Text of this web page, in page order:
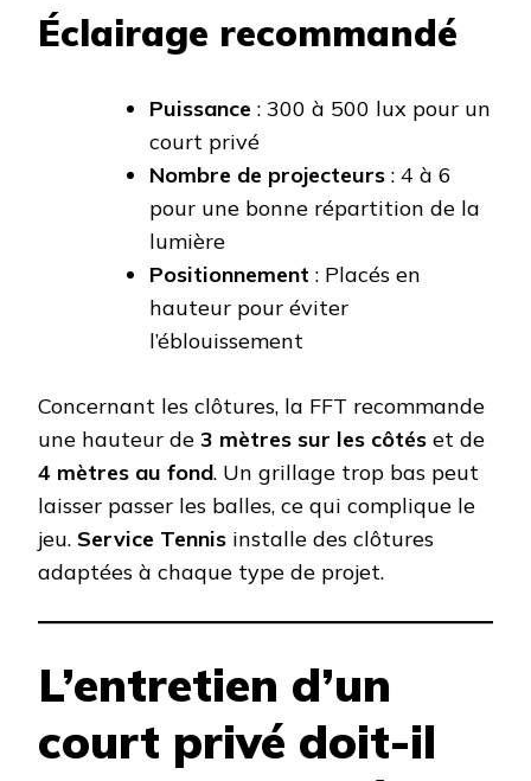
Éclairage recommandé
Puissance : 300 à 500 lux pour un
court privé
Nombre de projecteurs : 4 à 6
pour une bonne répartition de la
lumière
Positionnement : Placés en
hauteur pour éviter
l’éblouissement
Concernant les clôtures, la FFT recommande
une hauteur de 3 mètres sur les côtés et de
4 mètres au fond. Un grillage trop bas peut
laisser passer les balles, ce qui complique le
jeu. Service Tennis installe des clôtures
adaptées à chaque type de projet.
L’entretien d’un
court privé doit-il